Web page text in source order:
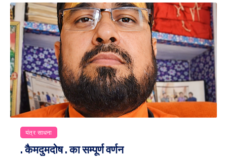
यंत्र साधना
. कैमदुमदोष . का सम्पूर्ण वर्णन